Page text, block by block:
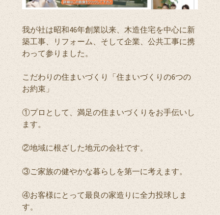
我が社は昭和46年創業以来、木造住宅を中心に新
築工事、リフォーム、そして企業、公共工事に携
わって参りました。
こだわりの住まいづくり「住まいづくりの6つの
お約束」
①プロとして、満足の住まいづくりをお手伝いし
ます。
②地域に根ざした地元の会社です。
③ご家族の健やかな暮らしを第一に考えます。
④お客様にとって最良の家造りに全力投球しま
す。